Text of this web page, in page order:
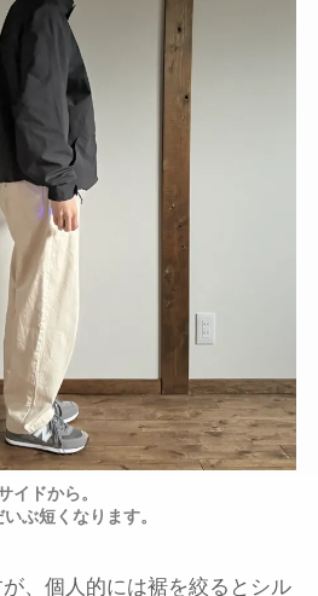
イドから。
ぶ短くなります。
、個人的には裾を絞るとシル